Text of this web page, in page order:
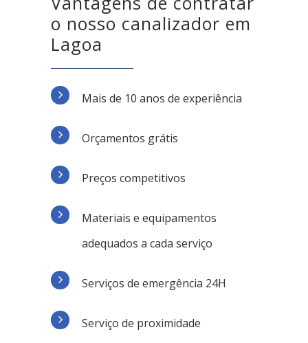
o nosso canalizador em
Lagoa
Mais de 10 anos de experiência
Orçamentos grátis
Preços competitivos
Materiais e equipamentos
adequados a cada serviço
Serviços de emergência 24H
Serviço de proximidade